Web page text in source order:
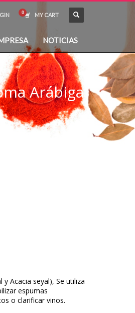
MY CART
NOTICIAS
Arábiga
Acacia seyal), Se utiliza
espumas
o clarificar vinos.